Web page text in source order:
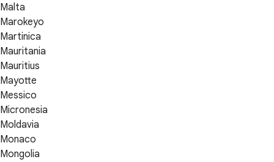
Malta
Marokeyo
Martinica
Mauritania
Mauritius
Mayotte
Messico
Micronesia
Moldavia
Monaco
Mongolia